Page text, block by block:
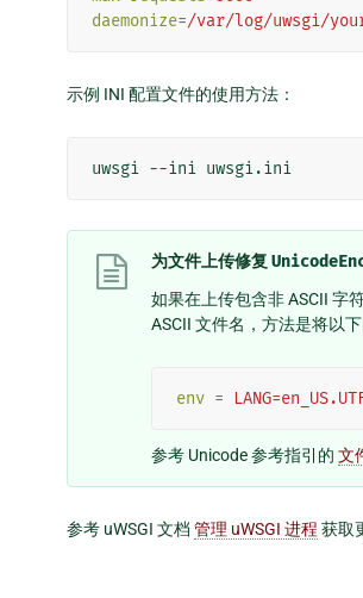
daemonize=/var/log/uwsgi/
示例 INI 配置文件的使用方法：
uwsgi --ini
为文件上传修复
如果在上传包含非 ASCII 字
ASCII 文件名，方法是将以
env =
参考 Unicode 参考指引的 文
参考 uWSGI 文档 管理 uWSGI 进程 获取